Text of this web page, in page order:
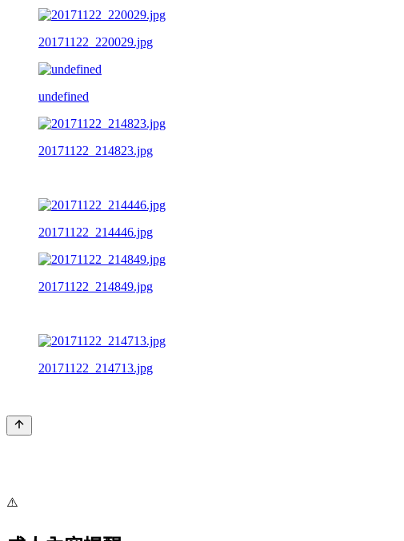
20171122_220029.jpg
undefined
20171122_214823.jpg
20171122_214446.jpg
20171122_214849.jpg
20171122_214713.jpg
⚠️